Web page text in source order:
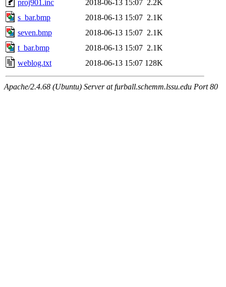
proj901.inc
2018-06-13 15:07 2.2K
s_bar.bmp
2018-06-13 15:07 2.1K
seven.bmp
2018-06-13 15:07 2.1K
t_bar.bmp
2018-06-13 15:07 2.1K
weblog.txt
2018-06-13 15:07 128K
Apache/2.4.68 (Ubuntu) Server at furball.schemm.lssu.edu Port 80